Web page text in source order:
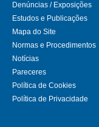
Denúncias / Exposições
Estudos e Publicações
Mapa do Site
Normas e Procedimentos
Notícias
Pareceres
Política de Cookies
Política de Privacidade